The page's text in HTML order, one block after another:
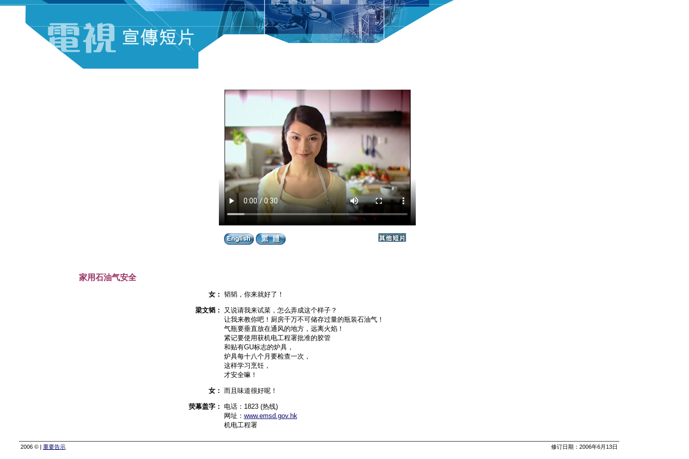
家用石油气安全
女： 韬韬，你来就好了！
梁文韬：
又说请我来试菜，怎么弄成这个样子？
让我来教你吧！厨房千万不可储存过量的瓶装石油气！
气瓶要垂直放在通风的地方，远离火焰！
紧记要使用获机电工程署批准的胶管
和贴有GU标志的炉具，
炉具每十八个月要检查一次，
这样学习烹饪，
才安全嘛！
女： 而且味道很好呢！
荧幕盖字：
电话：1823 (热线)
网址： www.emsd.gov.hk
机电工程署
2006 © | 重要告示 修订日期：2006年6月13日